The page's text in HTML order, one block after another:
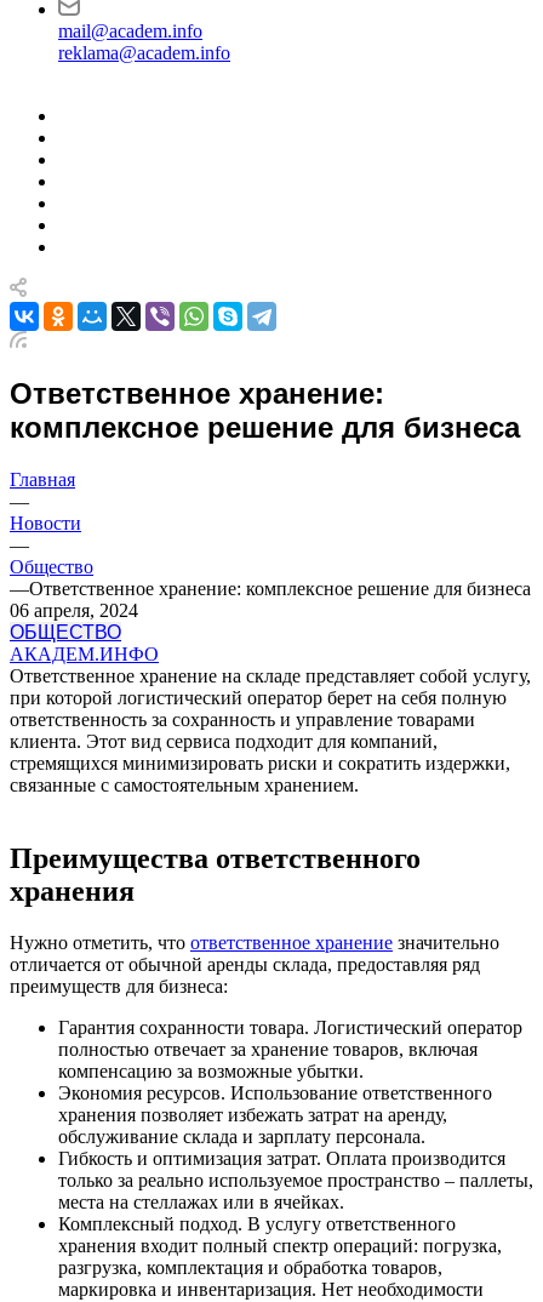
mail@academ.info
reklama@academ.info
Ответственное хранение:
комплексное решение для бизнеса
Главная
—
Новости
—
Общество
—Ответственное хранение: комплексное решение для бизнеса
06 апреля, 2024
ОБЩЕСТВО
АКАДЕМ.ИНФО
Ответственное хранение на складе представляет собой услугу,
при которой логистический оператор берет на себя полную
ответственность за сохранность и управление товарами
клиента. Этот вид сервиса подходит для компаний,
стремящихся минимизировать риски и сократить издержки,
связанные с самостоятельным хранением.
Преимущества ответственного
хранения
Нужно отметить, что ответственное хранение значительно
отличается от обычной аренды склада, предоставляя ряд
преимуществ для бизнеса:
Гарантия сохранности товара. Логистический оператор
полностью отвечает за хранение товаров, включая
компенсацию за возможные убытки.
Экономия ресурсов. Использование ответственного
хранения позволяет избежать затрат на аренду,
обслуживание склада и зарплату персонала.
Гибкость и оптимизация затрат. Оплата производится
только за реально используемое пространство – паллеты,
места на стеллажах или в ячейках.
Комплексный подход. В услугу ответственного
хранения входит полный спектр операций: погрузка,
разгрузка, комплектация и обработка товаров,
маркировка и инвентаризация. Нет необходимости